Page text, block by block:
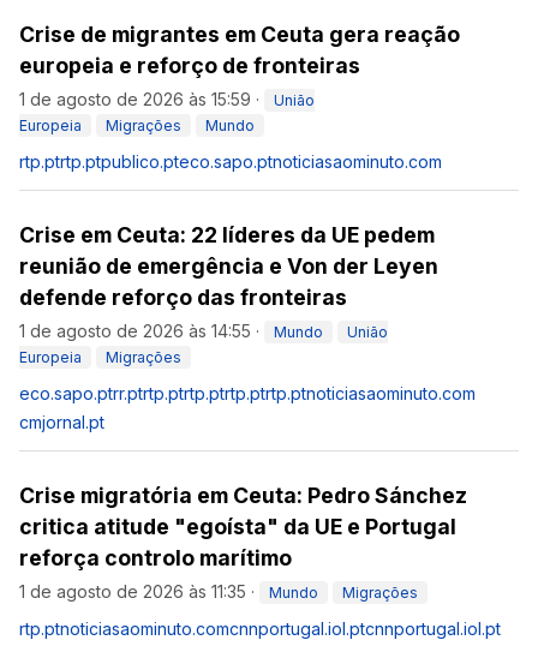
Crise de migrantes em Ceuta gera reação
europeia e reforço de fronteiras
1 de agosto de 2026 às 15:59 ·
União
Europeia
Migrações Mundo
rtp.ptrtp.ptpublico.pteco.sapo.ptnoticiasaominuto.com
Crise em Ceuta: 22 líderes da UE pedem
reunião de emergência e Von der Leyen
defende reforço das fronteiras
1 de agosto de 2026 às 14:55 · Mundo
União
Europeia
Migrações
eco.sapo.ptrr.ptrtp.ptrtp.ptrtp.ptrtp.ptnoticiasaominuto.com
cmjornal.pt
Crise migratória em Ceuta: Pedro Sánchez
critica atitude "egoísta" da UE e Portugal
reforça controlo marítimo
1 de agosto de 2026 às 11:35 · Mundo Migrações
rtp.ptnoticiasaominuto.comcnnportugal.iol.ptcnnportugal.iol.pt